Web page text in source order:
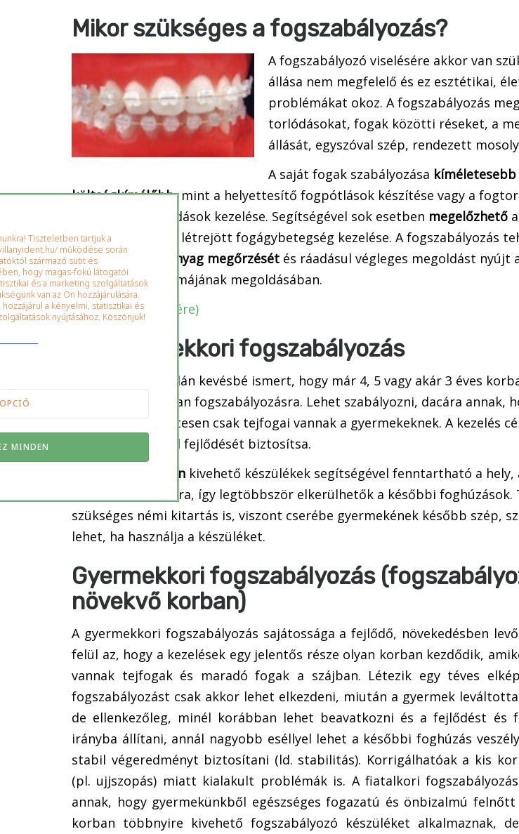
Mikor szükséges a fogszabályozás?
A fogszabályozó viselésére akkor van
állása nem megfelelő és ez esztétikai,
problémákat okoz. A fogszabályozás
torlódásokat, fogak közötti réseket, a
állását, egyszóval szép, rendezett
A saját fogak szabályozása kíméletesebb
költségkímélőbb, mint a helyettesítő fogpótlások készítése vagy a
kialakult szuvasodások kezelése. Segítségével sok esetben megelőzhető
erőhatások miatt létrejött fogágybetegség kezelése. A fogszabályozás
teszi a saját foganyag megőrzését és ráadásul végleges megoldást nyújt
álló fogak problémájának megoldásában.
(ugrás a lap tetejére)
Kisgyermekkori fogszabályozás
A köztudatban talán kevésbé ismert, hogy már 4, 5 vagy akár 3 éves
néha szükség is van fogszabályozásra. Lehet szabályozni, dacára annak,
korban természetesen csak tejfogai vannak a gyermekeknek. A kezelés
állcsontok szabad fejlődését biztosítsa.
Kisgyermekkorban kivehető készülékek segítségével fenntartható a hely,
nőtt fogak számára, így legtöbbször elkerülhetők a későbbi foghúzások.
szükséges némi kitartás is, viszont cserébe gyermekének később szép,
lehet, ha használja a készüléket.
Gyermekkori fogszabályozás
növekvő korban)
A gyermekkori fogszabályozás sajátossága a fejlődő, növekedésben
felül az, hogy a kezelések egy jelentős része olyan korban kezdődik,
vannak tejfogak és maradó fogak a szájban. Létezik egy téves
fogszabályozást csak akkor lehet elkezdeni, miután a gyermek
de ellenkezőleg, minél korábban lehet beavatkozni és a fejlődést és
irányba állítani, annál nagyobb eséllyel lehet a későbbi foghúzás
stabil végeredményt biztosítani (ld. stabilitás). Korrigálhatóak a kis
(pl. ujjszopás) miatt kialakult problémák is. A fiatalkori
annak, hogy gyermekünkből egészséges fogazatú és önbizalmú felnőtt
korban többnyire kivehető fogszabályozó készüléket alkalmaznak,
Tiszteletben tartjuk a
működése során
származó sütit és
hogy magas-fokú látogatói
és a marketing szolgáltatások
van az Ön hozzájárulására.
a kényelmi, statisztikai és
nyújtásához. Köszönjük!
MINDEN